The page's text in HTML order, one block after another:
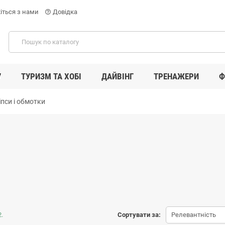
з нами help_outline Довідка
ТУРИЗМ ТА ХОБІ ДАЙВІНГ ТРЕНАЖЕРИ
і обмотки
Сортувати за: Релевантність